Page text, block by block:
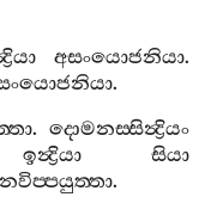
අසංයොජනියා.
.
. දොමනස‍්සින්‍ද්‍රියං
ඉන්‍ද්‍රියා
සියා
.